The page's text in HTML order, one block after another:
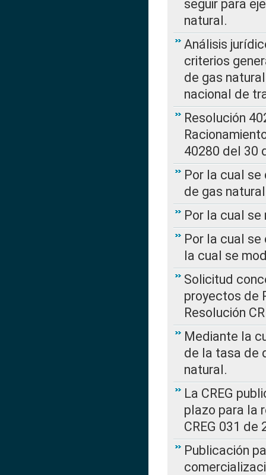
seguir para
natural.
Análisis
criterios
de gas
nacional de
Resolución
40280 del 30
Por la cual
de gas natural
Por la cual se
Por la cual se
la cual se
Solicitud
proyectos de
Resolución
Mediante la
de la tasa de
natural.
La CREG
plazo para la
CREG 031 de
Publicación